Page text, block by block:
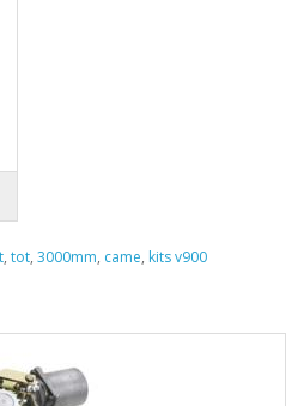
, tot, 3000mm, came, kits v900